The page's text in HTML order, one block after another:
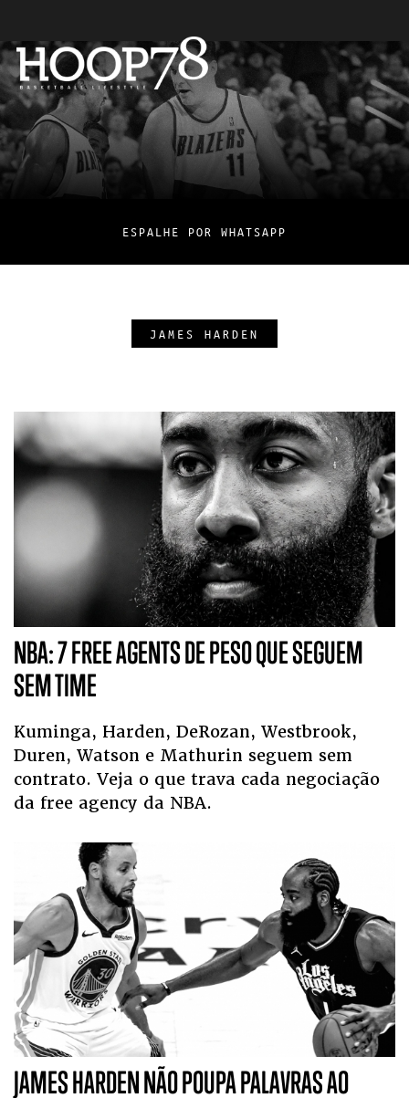
ESPALHE POR WHATSAPP
JAMES HARDEN
NBA: 7 FREE AGENTS DE PESO QUE SEGUEM
SEM TIME
Kuminga, Harden, DeRozan, Westbrook,
Duren, Watson e Mathurin seguem sem
contrato. Veja o que trava cada negociação
da free agency da NBA.
JAMES HARDEN NÃO POUPA PALAVRAS AO